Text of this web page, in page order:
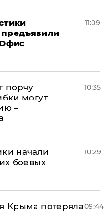
11:09
порчу
могут
–
10:35
начали
боевых
10:29
Крыма потеряла09:44